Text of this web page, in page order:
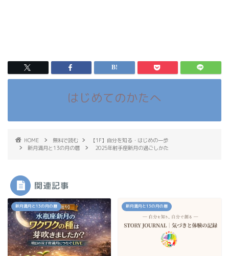
はじめてのかたへ
HOME 無料で読む
【1F】自分を知る・はじめの一歩
新月満月と13の月の暦
2025年射手座新月の過ごしかた
関連記事
新月満月と13の月の暦 新月満月と13の月の暦